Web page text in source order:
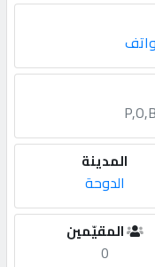
المدينة
الدوحة
المقيّمين
0